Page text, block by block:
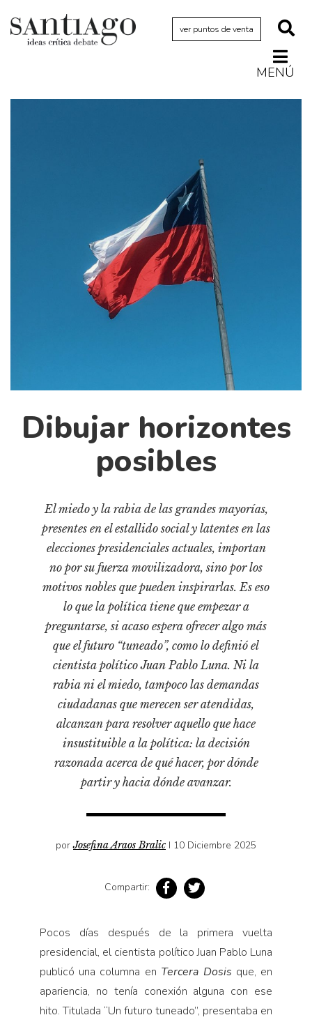
ver puntos de venta
MENÚ
Historia
Historia material de los libros
Literatura
Medioambiente
Narrativas visuales
Pensamiento
Pensamiento ilustrado
Personaje
Personajes secundarios
Relecturas
Dibujar horizontes
posibles
El miedo y la rabia de las grandes mayorías,
presentes en el estallido social y latentes en las
elecciones presidenciales actuales, importan
no por su fuerza movilizadora, sino por los
motivos nobles que pueden inspirarlas. Es eso
lo que la política tiene que empezar a
preguntarse, si acaso espera ofrecer algo más
que el futuro “tuneado”, como lo definió el
cientista político Juan Pablo Luna. Ni la
rabia ni el miedo, tampoco las demandas
ciudadanas que merecen ser atendidas,
alcanzan para resolver aquello que hace
insustituible a la política: la decisión
razonada acerca de qué hacer, por dónde
partir y hacia dónde avanzar.
porJosefina Araos Bralic I 10 Diciembre 2025
Compartir:
Pocos días después de la primera vuelta
presidencial, el cientista político Juan Pablo Luna
publicó una columna en Tercera Dosis que, en
apariencia, no tenía conexión alguna con ese
hito. Titulada “Un futuro tuneado”, presentaba en